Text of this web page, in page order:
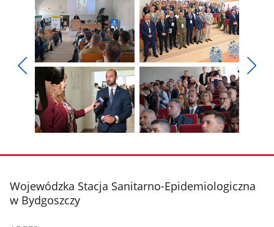
Pokaż
poprzednie
zdjęcia
Pokaż
zdjęcie
1
z
galerii.
Pokaż
zdjęcie
2
z
galerii.
zdjęcie
galerii.
zdjęcie
galerii.
stopka
Wojewódzka Stacja Sanitarno-Epidemiologiczna
w Bydgoszczy